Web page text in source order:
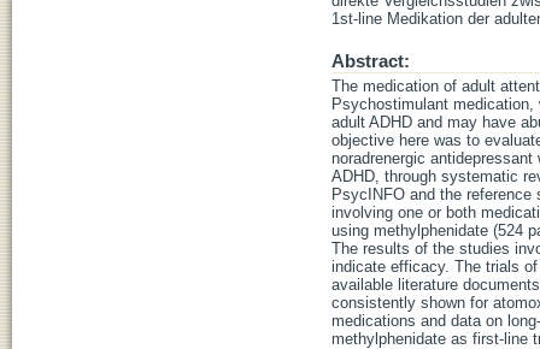
1st-line Medikation der
Abstract:
The medication of adult
Psychostimulant
adult ADHD and may have
objective here was to
noradrenergic
ADHD, through systematic
PsycINFO and the
involving one or both
using methylphenidate (524
The results of the studies
indicate efficacy. The trials
available literature
consistently shown for
medications and data on
methylphenidate as first-line